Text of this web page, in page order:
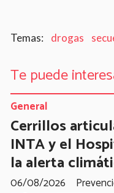
drogas
Te puede
Cerrillos
INTA y el
la alerta
General
06/08/2026